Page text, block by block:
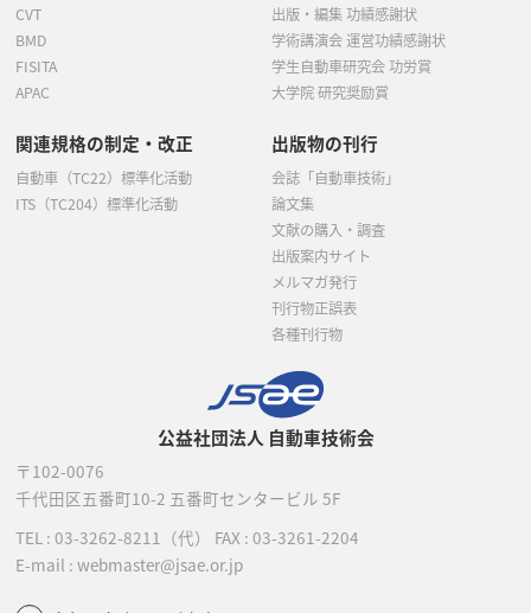
公益社団法人 自動車技術会
〒102-0076
千代田区五番町10-2 五番町センタービル 5F
TEL : 03-3262-8211 （代） FAX : 03-3261-2204
E-mail : webmaster@jsae.or.jp
CVT
BMD
FISITA
APAC
出版・編集 功績感謝状
学術講演会 運営功績感謝状
学生自動車研究会 功労賞
大学院 研究奨励賞
関連規格の制定・改正
自動車（TC22）標準化活動
ITS（TC204）標準化活動
出版物の刊行
会誌「自動車技術」
論文集
文献の購入・調査
出版案内サイト
メルマガ発行
刊行物正誤表
各種刊行物